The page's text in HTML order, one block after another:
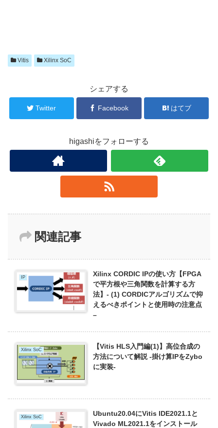
Vitis Xilinx SoC
シェアする
Twitter Facebook はてブ
higashiをフォローする
関連記事
IP
Xilinx CORDIC IPの使い方【FPGA
で平方根や三角関数を計算する方
法】- (1) CORDICアルゴリズムで抑
えるべきポイントと使用時の注意点
–
Xilinx SoC
【Vitis HLS入門編(1)】高位合成の
方法について解説 -掛け算IPをZybo
に実装-
Xilinx SoC
Ubuntu20.04にVitis IDE2021.1と
Vivado ML2021.1をインストール